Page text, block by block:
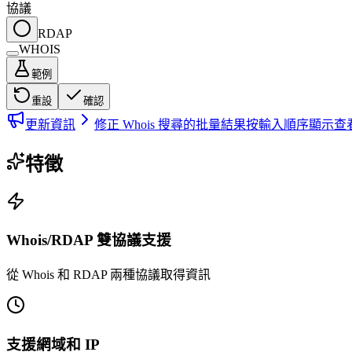
協議
RDAP
WHOIS
範例
重設 確認
更新資訊 修正 Whois 搜尋的批量結果按輸入順序顯示查
特徵
Whois/RDAP 雙協議支援
從 Whois 和 RDAP 兩種協議取得資訊
支援網域和 IP